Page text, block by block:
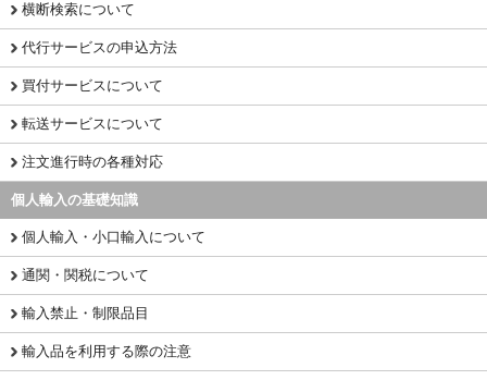
横断検索について
代行サービスの申込方法
買付サービスについて
転送サービスについて
注文進行時の各種対応
個人輸入の基礎知識
個人輸入・小口輸入について
通関・関税について
輸入禁止・制限品目
輸入品を利用する際の注意